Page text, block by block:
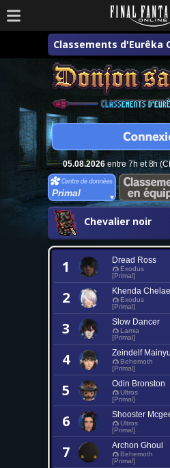
Classements d'Eurêka
05.08.2026entre 7h et 8h
Primal
Chevalier noir
1 Dread Ross
Exodus
[Primal]
2 Khenda Chelae
Exodus
[Primal]
3 Slow Dancer
Lamia
[Primal]
4 Zeindelf Mainyu
Behemoth
[Primal]
5 Odin Bronston
Ultros
[Primal]
6 Shooster
Ultros
[Primal]
7 Archon Ghoul
Behemoth
[Primal]